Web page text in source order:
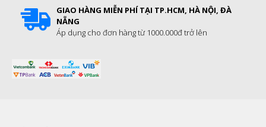
GIAO HÀNG MIỄN PHÍ TẠI TP.HCM, HÀ NỘI, ĐÀ
NẴNG
Áp dụng cho đơn hàng từ 1000.000đ trở lên